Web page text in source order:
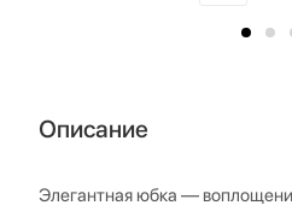
Описание
Элегантная юбка —